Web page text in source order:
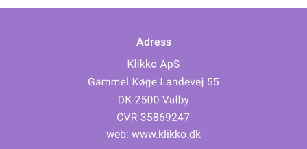
Adress
web: www.klikko.dk